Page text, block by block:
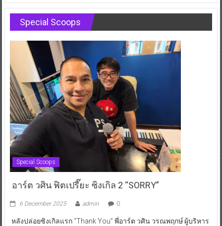
Special Scoops
Special Scoops
อาร์ต วศิน ฟิตเปรี๊ยะ ซิงเกิล 2 “SORRY”
6 December 2025 admin 0
หลังปล่อยซิงเกิลแรก “Thank You” พี่อาร์ต วศิน วรณพฤกษ์ ผู้บริหาร